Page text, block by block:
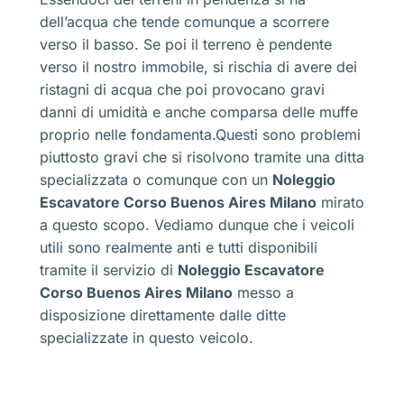
dell’acqua che tende comunque a scorrere
verso il basso. Se poi il terreno è pendente
verso il nostro immobile, si rischia di avere dei
ristagni di acqua che poi provocano gravi
danni di umidità e anche comparsa delle muffe
proprio nelle fondamenta.Questi sono problemi
piuttosto gravi che si risolvono tramite una ditta
specializzata o comunque con un Noleggio
Escavatore Corso Buenos Aires Milano mirato
a questo scopo. Vediamo dunque che i veicoli
utili sono realmente anti e tutti disponibili
tramite il servizio di Noleggio Escavatore
Corso Buenos Aires Milano messo a
disposizione direttamente dalle ditte
specializzate in questo veicolo.